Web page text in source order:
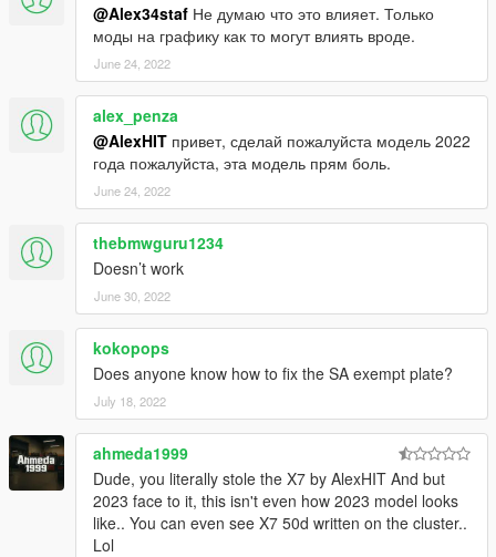
@Alex34staf Не думаю что это влияет. Только
моды на графику как то могут влиять вроде.
June 24, 2022
alex_penza
@AlexHIT привет, сделай пожалуйста модель 2022
года пожалуйста, эта модель прям боль.
June 24, 2022
thebmwguru1234
Doesn’t work
June 30, 2022
kokopops
Does anyone know how to fix the SA exempt plate?
July 18, 2022
ahmeda1999
Dude, you literally stole the X7 by AlexHIT And but
2023 face to it, this isn't even how 2023 model looks
like.. You can even see X7 50d written on the cluster..
Lol